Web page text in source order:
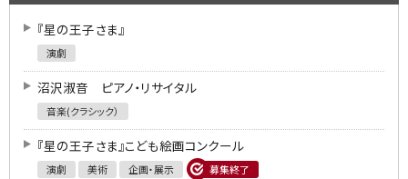
『星の王子さま』
演劇
沼沢淑音 ピアノ・リサイタル
音楽(クラシック）
『星の王子さま』こども絵画コンクール
演劇 美術 企画・展示
募集終了